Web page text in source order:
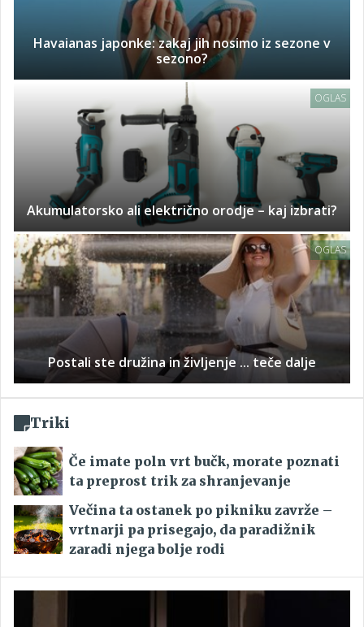
Havaianas japonke: zakaj jih nosimo iz sezone v
sezono?
OGLAS
Akumulatorsko ali električno orodje – kaj izbrati?
OGLAS
Postali ste družina in življenje ... teče dalje
Triki
Če imate poln vrt bučk, morate poznati
ta preprost trik za shranjevanje
Večina ta ostanek po pikniku zavrže –
vrtnarji pa prisegajo, da paradižnik
zaradi njega bolje rodi